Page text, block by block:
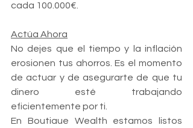
cada 100.000€.
Actúa Ahora
No dejes que el tiempo y la inflación
erosionen tus ahorros. Es el momento
de actuar y de asegurarte de que tu
dinero esté trabajando
eficientemente por ti.
En Boutique Wealth estamos listos